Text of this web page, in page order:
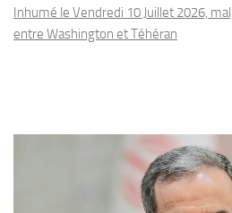
Inhumé le Vendredi 10 Juillet 2026,
entre Washington et Téhéran